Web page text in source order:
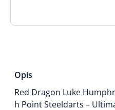
Opis
Red Dragon Luke
h Point Steeldarts –